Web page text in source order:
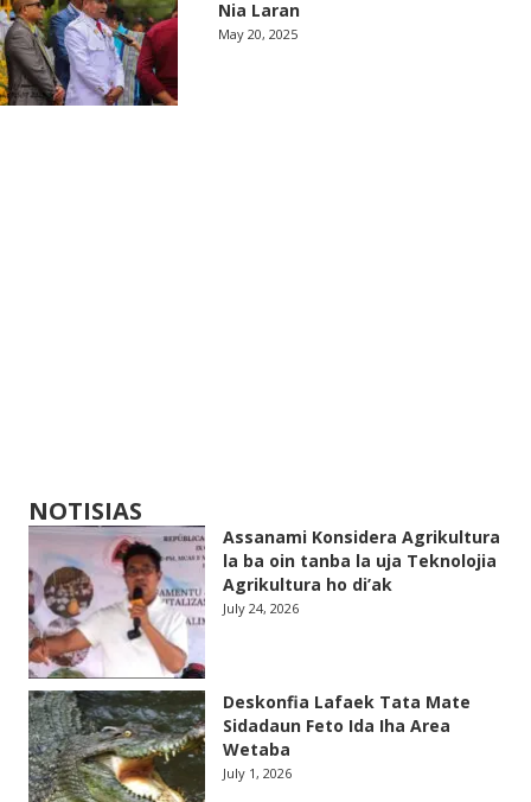
Nia Laran
May 20, 2025
NOTISIAS
Assanami Konsidera Agrikultura
la ba oin tanba la uja Teknolojia
Agrikultura ho di’ak
July 24, 2026
Deskonfia Lafaek Tata Mate
Sidadaun Feto Ida Iha Area
Wetaba
July 1, 2026